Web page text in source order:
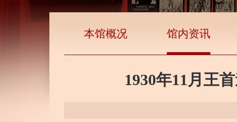
本馆概况 馆内资讯
1930年11月王